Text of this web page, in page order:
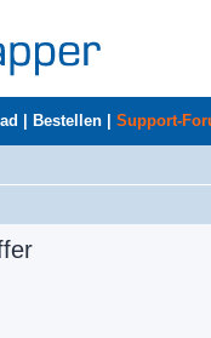
Bestellen Support-